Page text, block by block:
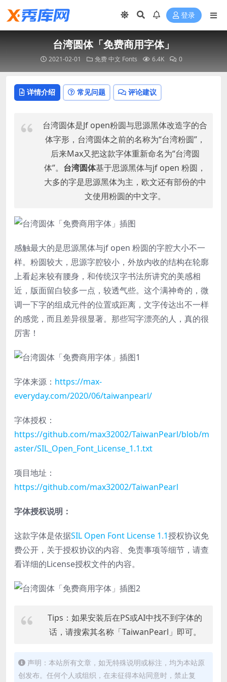
登录
台湾圆体「免费商用字体」
2021-02-01 免费中文 Fonts 6.4K 0
详情介绍 常见问题 评论建议
台湾圆体是Jf open粉圆与思源黑体改造字的合
体字形，台湾圆体之前的名称为“台湾粉圆”，
后来Max又把这款字体重新命名为“台湾圆
体”。 台湾圆体基于思源黑体与jf open 粉圆，
大多的字是思源黑体为主，欧文还有部份的中
文使用粉圆的中文字。
感触最大的是思源黑体与jf open 粉圆的字腔大小不一
样。粉圆较大，思源字腔较小，外放内收的结构在轮廓
上看起来较有腰身，和传统汉字书法所讲究的美感相
近，版面留白较多一点，较透气些。这个满神奇的，微
调一下字的组成元件的位置或距离，文字传达出不一样
的感觉，而且差异很显著。那些写字漂亮的人，真的很
厉害！
字体来源： https://max-
everyday.com/2020/06/taiwanpearl/
字体授权：
https://github.com/max32002/TaiwanPearl/blob/m
aster/SIL_Open_Font_License_1.1.txt
项目地址：
https://github.com/max32002/TaiwanPearl
字体授权说明：
这款字体是依据SIL Open Font License 1.1授权协议免
费公开，关于授权协议的内容、免责事项等细节，请查
看详细的License授权文件的内容。
Tips：如果安装后在PS或AI中找不到字体的
话，请搜索其名称「TaiwanPearl」即可。
声明：本站所有文章，如无特殊说明或标注，均为本站原
创发布。任何个人或组织，在未征得本站同意时，禁止复